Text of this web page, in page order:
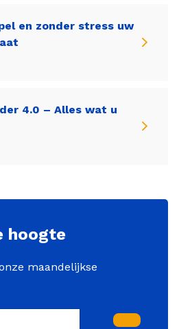
en zonder stress uw
4.0 – Alles wat u
hoogte
maandelijkse